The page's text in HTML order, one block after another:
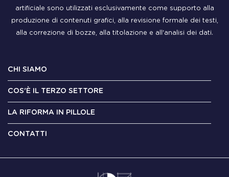
artificiale sono utilizzati esclusivamente come supporto alla
produzione di contenuti grafici, alla revisione formale dei testi,
alla correzione di bozze, alla titolazione e all'analisi dei dati.
CHI SIAMO
COS'È IL TERZO SETTORE
LA RIFORMA IN PILLOLE
CONTATTI